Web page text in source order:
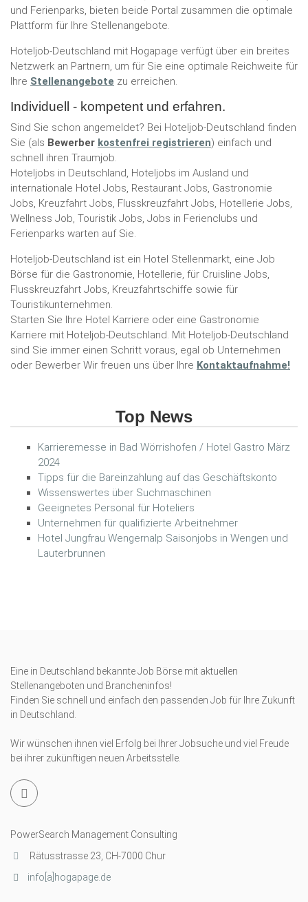
und Ferienparks, bieten beide Portal zusammen die optimale
Plattform für Ihre Stellenangebote.
Hoteljob-Deutschland mit Hogapage verfügt über ein breites
Netzwerk an Partnern, um für Sie eine optimale Reichweite für
Ihre Stellenangebote zu erreichen.
Individuell - kompetent und erfahren.
Sind Sie schon angemeldet? Bei Hoteljob-Deutschland finden
Sie (als Bewerber kostenfrei registrieren) einfach und
schnell ihren Traumjob.
Hoteljobs in Deutschland, Hoteljobs im Ausland und
internationale Hotel Jobs, Restaurant Jobs, Gastronomie
Jobs, Kreuzfahrt Jobs, Flusskreuzfahrt Jobs, Hotellerie Jobs,
Wellness Job, Touristik Jobs, Jobs in Ferienclubs und
Ferienparks warten auf Sie.
Hoteljob-Deutschland ist ein Hotel Stellenmarkt, eine Job
Börse für die Gastronomie, Hotellerie, für Cruisline Jobs,
Flusskreuzfahrt Jobs, Kreuzfahrtschiffe sowie für
Touristikunternehmen.
Starten Sie Ihre Hotel Karriere oder eine Gastronomie
Karriere mit Hoteljob-Deutschland. Mit Hoteljob-Deutschland
sind Sie immer einen Schritt voraus, egal ob Unternehmen
oder Bewerber Wir freuen uns über Ihre Kontaktaufnahme!
Top News
Karrieremesse in Bad Wörrishofen / Hotel Gastro März
2024
Tipps für die Bareinzahlung auf das Geschäftskonto
Wissenswertes über Suchmaschinen
Geeignetes Personal für Hoteliers
Unternehmen für qualifizierte Arbeitnehmer
Hotel Jungfrau Wengernalp Saisonjobs in Wengen und
Lauterbrunnen
Eine in Deutschland bekannte Job Börse mit aktuellen
Stellenangeboten und Brancheninfos!
Finden Sie schnell und einfach den passenden Job für Ihre Zukunft
in Deutschland.
Wir wünschen ihnen viel Erfolg bei Ihrer Jobsuche und viel Freude
bei ihrer zukünftigen neuen Arbeitsstelle.
PowerSearch Management Consulting
Rätusstrasse 23, CH-7000 Chur
info[a]hogapage.de